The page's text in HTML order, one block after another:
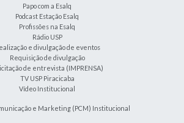
Papo com a Esalq
Podcast Estação Esalq
Profissões na Esalq
Rádio USP
e divulgação de eventos
Requisição de divulgação
de entrevista (IMPRENSA)
TV USP Piracicaba
Vídeo Institucional
e Marketing (PCM) Institucional